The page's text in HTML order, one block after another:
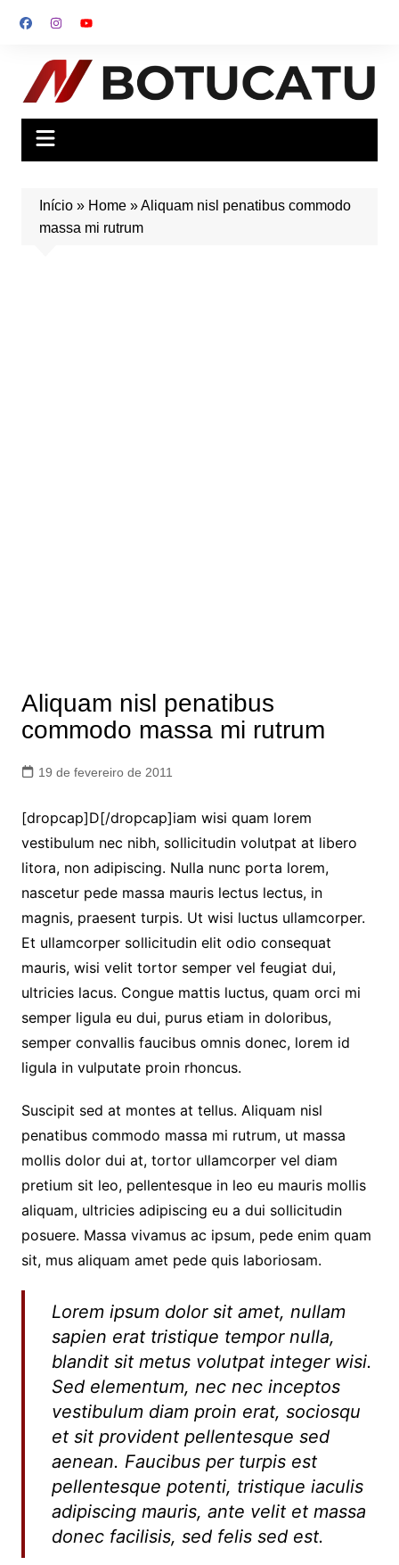
para
conteúdo
Início» Home»Aliquam nisl penatibus commodo
massa mi rutrum
Aliquam nisl penatibus
commodo massa mi rutrum
19 de fevereiro de 2011
[dropcap]D[/dropcap]iam wisi quam lorem
vestibulum nec nibh, sollicitudin volutpat at libero
litora, non adipiscing. Nulla nunc porta lorem,
nascetur pede massa mauris lectus lectus, in
magnis, praesent turpis. Ut wisi luctus ullamcorper.
Et ullamcorper sollicitudin elit odio consequat
mauris, wisi velit tortor semper vel feugiat dui,
ultricies lacus. Congue mattis luctus, quam orci mi
semper ligula eu dui, purus etiam in doloribus,
semper convallis faucibus omnis donec, lorem id
ligula in vulputate proin rhoncus.
Suscipit sed at montes at tellus. Aliquam nisl
penatibus commodo massa mi rutrum, ut massa
mollis dolor dui at, tortor ullamcorper vel diam
pretium sit leo, pellentesque in leo eu mauris mollis
aliquam, ultricies adipiscing eu a dui sollicitudin
posuere. Massa vivamus ac ipsum, pede enim quam
sit, mus aliquam amet pede quis laboriosam.
Lorem ipsum dolor sit amet, nullam
sapien erat tristique tempor nulla,
blandit sit metus volutpat integer wisi.
Sed elementum, nec nec inceptos
vestibulum diam proin erat, sociosqu
et sit provident pellentesque sed
aenean. Faucibus per turpis est
pellentesque potenti, tristique iaculis
adipiscing mauris, ante velit et massa
donec facilisis, sed felis sed est.